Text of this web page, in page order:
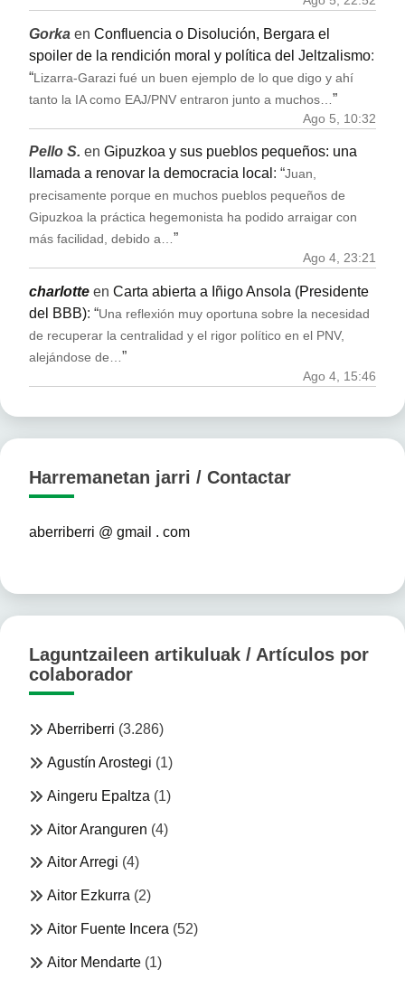
Gorka en Confluencia o Disolución, Bergara el
spoiler de la rendición moral y política del Jeltzalismo:
“Lizarra-Garazi fué un buen ejemplo de lo que digo y ahí
tanto la IA como EAJ/PNV entraron junto a muchos… ”
Ago 5, 10:32
Pello S. en Gipuzkoa y sus pueblos pequeños: una
llamada a renovar la democracia local : “Juan,
precisamente porque en muchos pueblos pequeños de
Gipuzkoa la práctica hegemonista ha podido arraigar con
más facilidad, debido a…”
Ago 4, 23:21
charlotte en Carta abierta a Iñigo Ansola (Presidente
del BBB): “Una reflexión muy oportuna sobre la necesidad
de recuperar la centralidad y el rigor político en el PNV,
alejándose de…”
Ago 4, 15:46
Harremanetan jarri / Contactar
aberriberri @ gmail . com
Laguntzaileen artikuluak / Artículos por
colaborador
Aberriberri (3.286)
Agustín Arostegi (1)
Aingeru Epaltza (1)
Aitor Aranguren (4)
Aitor Arregi (4)
Aitor Ezkurra (2)
Aitor Fuente Incera (52)
Aitor Mendarte (1)